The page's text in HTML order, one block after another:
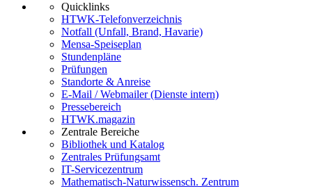
Quicklinks
HTWK-Telefonverzeichnis
Notfall (Unfall, Brand, Havarie)
Mensa-Speiseplan
Stundenpläne
Prüfungen
Standorte & Anreise
E-Mail / Webmailer (Dienste intern)
Pressebereich
HTWK.magazin
Zentrale Bereiche
Bibliothek und Katalog
Zentrales Prüfungsamt
IT-Servicezentrum
Mathematisch-Naturwissensch. Zentrum